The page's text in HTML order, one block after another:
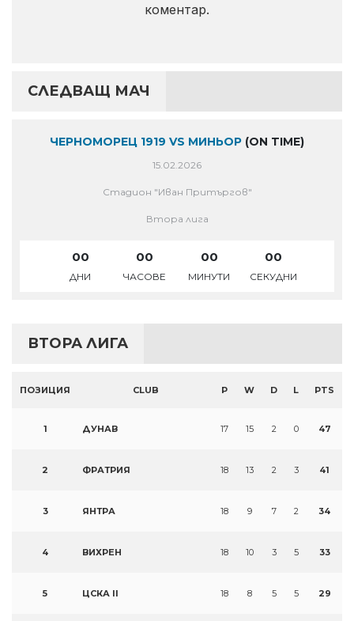
коментар.
СЛЕДВАЩ МАЧ
ЧЕРНОМОРЕЦ 1919 VS МИНЬОР (ON TIME)
15.02.2026
Стадион "Иван Притъргов"
Втора лига
00
ДНИ
00
ЧАСОВЕ
00
МИНУТИ
00
СЕКУДНИ
ВТОРА ЛИГА
ПОЗИЦИЯ CLUB P W D L PTS
1 ДУНАВ 17 15 2 0 47
2 ФРАТРИЯ 18 13 2 3 41
3 ЯНТРА 18 9 7 2 34
4 ВИХРЕН 18 10 3 5 33
5 ЦСКА II 18 8 5 5 29